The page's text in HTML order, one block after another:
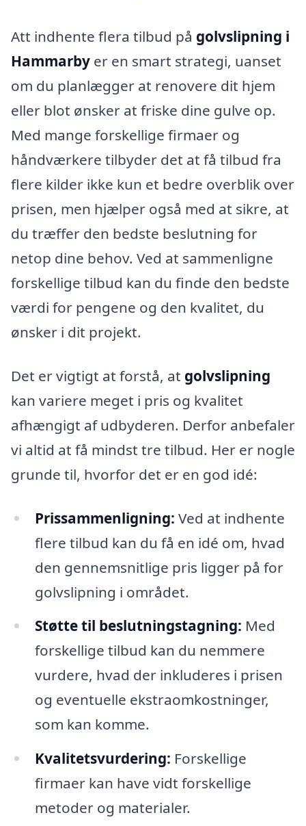
Att indhente flera tilbud på golvslipning i
Hammarby er en smart strategi, uanset
om du planlægger at renovere dit hjem
eller blot ønsker at friske dine gulve op.
Med mange forskellige firmaer og
håndværkere tilbyder det at få tilbud fra
flere kilder ikke kun et bedre overblik over
prisen, men hjælper også med at sikre, at
du træffer den bedste beslutning for
netop dine behov. Ved at sammenligne
forskellige tilbud kan du finde den bedste
værdi for pengene og den kvalitet, du
ønsker i dit projekt.
Det er vigtigt at forstå, at golvslipning
kan variere meget i pris og kvalitet
afhængigt af udbyderen. Derfor anbefaler
vi altid at få mindst tre tilbud. Her er nogle
grunde til, hvorfor det er en god idé:
Prissammenligning: Ved at indhente
flere tilbud kan du få en idé om, hvad
den gennemsnitlige pris ligger på for
golvslipning i området.
Støtte til beslutningstagning: Med
forskellige tilbud kan du nemmere
vurdere, hvad der inkluderes i prisen
og eventuelle ekstraomkostninger,
som kan komme.
Kvalitetsvurdering: Forskellige
firmaer kan have vidt forskellige
metoder og materialer.